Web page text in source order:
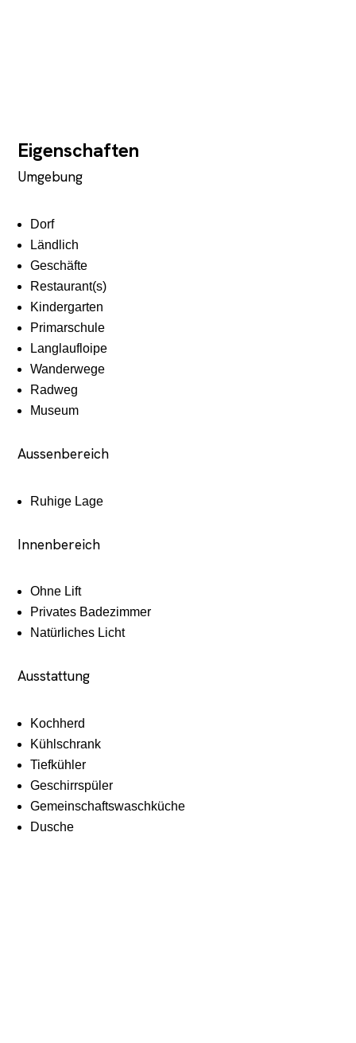
Eigenschaften
Umgebung
Dorf
Ländlich
Geschäfte
Restaurant(s)
Kindergarten
Primarschule
Langlaufloipe
Wanderwege
Radweg
Museum
Aussenbereich
Ruhige Lage
Innenbereich
Ohne Lift
Privates Badezimmer
Natürliches Licht
Ausstattung
Kochherd
Kühlschrank
Tiefkühler
Geschirrspüler
Gemeinschaftswaschküche
Dusche